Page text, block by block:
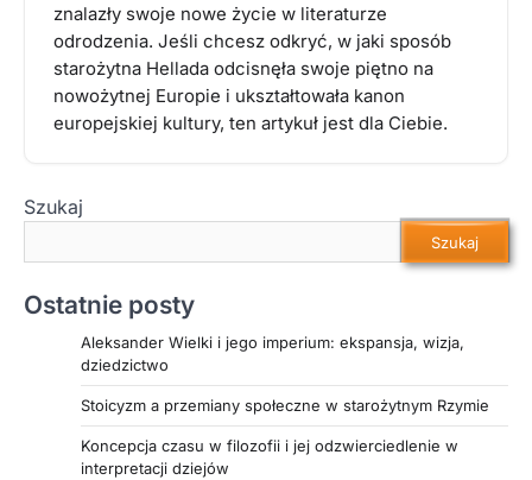
znalazły swoje nowe życie w literaturze
odrodzenia. Jeśli chcesz odkryć, w jaki sposób
starożytna Hellada odcisnęła swoje piętno na
nowożytnej Europie i ukształtowała kanon
europejskiej kultury, ten artykuł jest dla Ciebie.
Szukaj
Szukaj
Ostatnie posty
Aleksander Wielki i jego imperium: ekspansja, wizja,
dziedzictwo
Stoicyzm a przemiany społeczne w starożytnym Rzymie
Koncepcja czasu w filozofii i jej odzwierciedlenie w
interpretacji dziejów